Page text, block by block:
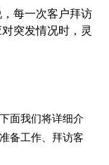
，每一次客户拜访
突发情况时，灵
面我们将详细介
备工作、拜访客